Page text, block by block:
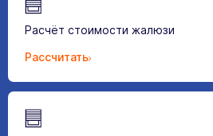
Расчёт стоимости жалюзи
Рассчитать